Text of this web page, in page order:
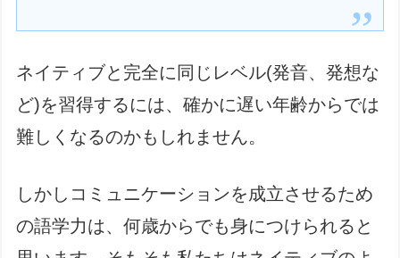
ネイティブと完全に同じレベル(発音、発想な
ど)を習得するには、確かに遅い年齢からでは
難しくなるのかもしれません。
しかしコミュニケーションを成立させるため
の語学力は、何歳からでも身につけられると